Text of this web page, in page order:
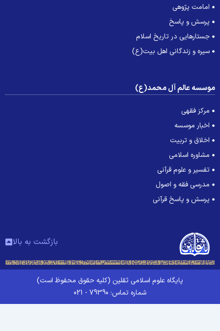
امامت پژوهی
پرسش و پاسخ
جستارهایی در تاریخ اسلام
سیره و زندگانی اهل بیت(ع)
عالم آل محمد(ع)
مرکز فقهی
اخبار موسسه
اخلاق و تربیت
مشاوره اسلامی
تفسیر و علوم قرآنی
مدرسی فقه و اصول
پرسش و پاسخ قرآنی
بازگشت به بالا
پایگاه علوم اسلامی ثقلین (کلیه حقوق محفوظ است)
شماره تماس: 79390 - 021